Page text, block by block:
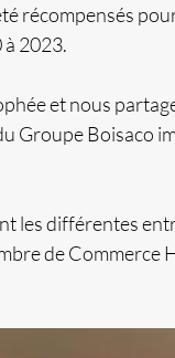
récompensés
2023.
et nous
Groupe Boisaco
les différentes
de